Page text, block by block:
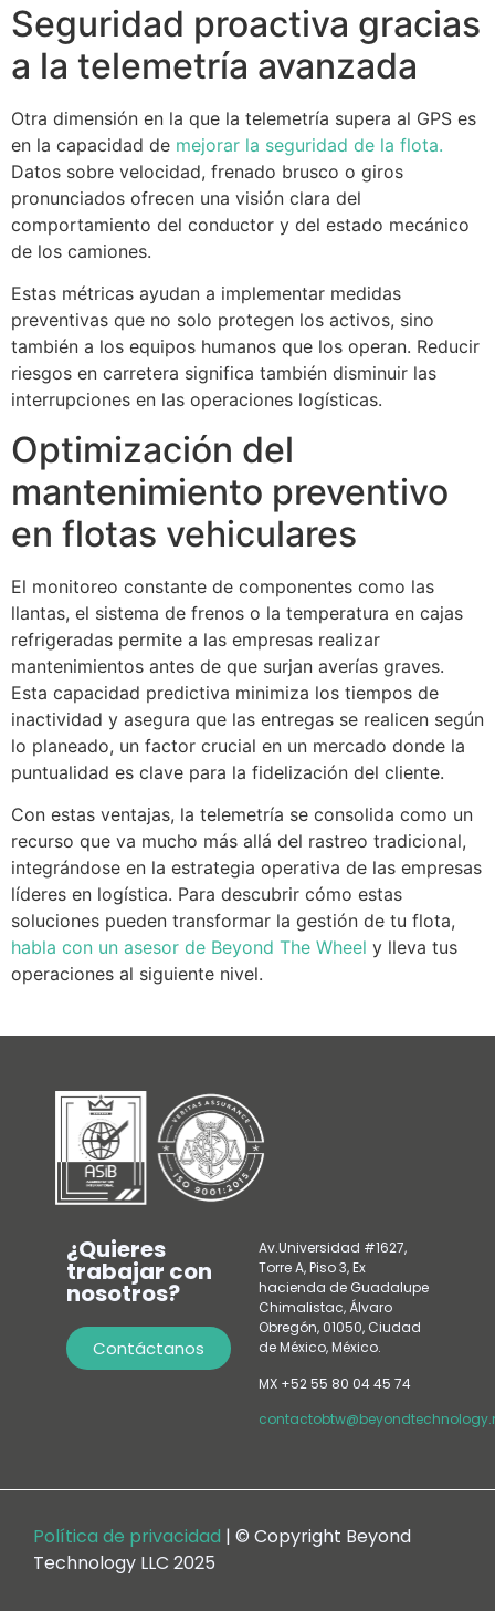
Seguridad proactiva gracias
a la telemetría avanzada
Otra dimensión en la que la telemetría supera al GPS es
en la capacidad de mejorar la seguridad de la flota.
Datos sobre velocidad, frenado brusco o giros
pronunciados ofrecen una visión clara del
comportamiento del conductor y del estado mecánico
de los camiones.
Estas métricas ayudan a implementar medidas
preventivas que no solo protegen los activos, sino
también a los equipos humanos que los operan. Reducir
riesgos en carretera significa también disminuir las
interrupciones en las operaciones logísticas.
Optimización del
mantenimiento preventivo
en flotas vehiculares
El monitoreo constante de componentes como las
llantas, el sistema de frenos o la temperatura en cajas
refrigeradas permite a las empresas realizar
mantenimientos antes de que surjan averías graves.
Esta capacidad predictiva minimiza los tiempos de
inactividad y asegura que las entregas se realicen según
lo planeado, un factor crucial en un mercado donde la
puntualidad es clave para la fidelización del cliente.
Con estas ventajas, la telemetría se consolida como un
recurso que va mucho más allá del rastreo tradicional,
integrándose en la estrategia operativa de las empresas
líderes en logística. Para descubrir cómo estas
soluciones pueden transformar la gestión de tu flota,
habla con un asesor de Beyond The Wheel y lleva tus
operaciones al siguiente nivel.
¿Quieres
trabajar con
nosotros?
Contáctanos
Av.Universidad #1627,
Torre A, Piso 3, Ex
hacienda de Guadalupe
Chimalistac, Álvaro
Obregón, 01050, Ciudad
de México, México.
MX +52 55 80 04 45 74
Política de privacidad | © Copyright Beyond
Technology LLC 2025